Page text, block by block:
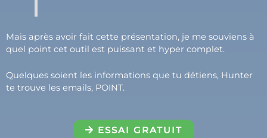
Mais après avoir fait cette présentation, je me souviens à
quel point cet outil est puissant et hyper complet.
Quelques soient les informations que tu détiens, Hunter
te trouve les emails, POINT.
ESSAI GRATUIT